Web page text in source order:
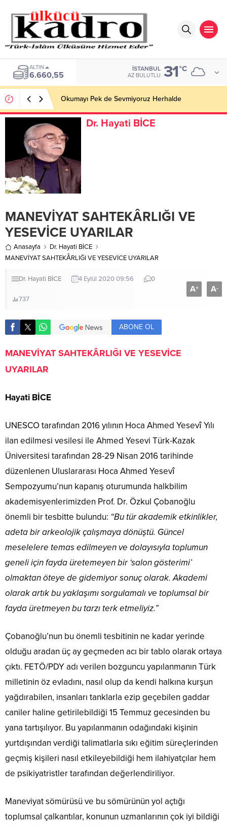
ALTIN
6.660,55
İSTANBUL
AZ BULUTLU 31°C
Okumayı Pek de Sevmiyoruz Herhalde
Dr. Hayati BİCE
MANEVİYAT SAHTEKÂRLIĞI VE
YESEVİCE UYARILAR
Anasayfa
Dr. Hayati BİCE
MANEVİYAT SAHTEKÂRLIĞI VE YESEVİCE UYARILAR
Dr. Hayati BİCE 4 Eylül 2020 09:56 0
737
A+ A-
ABONE OL
MANEVİYAT SAHTEKÂRLIĞI VE YESEVİCE
UYARILAR
Hayati BİCE
UNESCO tarafından 2016 yılının Hoca Ahmed Yesevî Yılı
ilan edilmesi vesilesi ile Ahmed Yesevi Türk-Kazak
Üniversitesi tarafından 28-29 Nisan 2016 tarihinde
düzenlenen Uluslararası Hoca Ahmed Yesevî
Sempozyumu’nun kapanış oturumunda halkbilim
akademisyenlerimizden Prof. Dr. Özkul Çobanoğlu
önemli bir tesbitte bulundu: “Bu tür akademik etkinlikler,
adeta bir arkeolojik çalışmaya dönüştü. Güncel
meselelere temas edilmeyen ve dolayısıyla toplumun
geneli için fayda üretemeyen bir ‘salon gösterimi’
olmaktan öteye de gidemiyor sonuç olarak. Akademi
olarak artık bu yaklaşımı sorgulamalı ve toplumsal bir
fayda üretmeyen bu tarzı terk etmeliyiz.”
Çobanoğlu’nun bu önemli tesbitinin ne kadar yerinde
olduğu aradan üç ay geçmeden acı bir tablo olarak ortaya
çıktı. FETÖ/PDY adı verilen bozguncu yapılanmanın Türk
milletinin öz evladını, nasıl olup da kendi halkına kurşun
yağdırabilen, insanları tanklarla ezip geçebilen gaddar
caniler haline getirilebildiği 15 Temmuz gecesinden bu
yana tartışılıyor. Bu yapılanmanın odağındaki kişinin
yurtdışından verdiği talimatlarla sıkı eğitim süreçlerinden
geçmiş kişileri nasıl etkileyebildiği hem ilahiyatçılar hem
de psikiyatristler tarafından değerlendiriliyor.
Maneviyat sömürüsü ve bu sömürünün yol açtığı
toplumsal çalkantılar, konunun uzmanlarının çok iyi bildiği